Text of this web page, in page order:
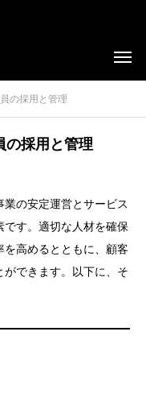
の採用と管理
の採用と管理
の安定運営とサービス
す。適切な人材を確保
を高めるとともに、顧客
できます。以下に、そ